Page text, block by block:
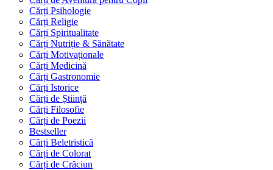
Cărți Psihologie
Cărți Religie
Cărți Spiritualitate
Cărți Nutriție & Sănătate
Cărți Motivaționale
Cărți Medicină
Cărți Gastronomie
Cărți Istorice
Cărți de Știință
Cărți Filosofie
Cărți de Poezii
Bestseller
Cărți Beletristică
Cărți de Colorat
Cărți de Crăciun